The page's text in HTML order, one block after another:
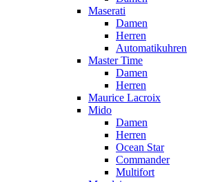
Maserati
Damen
Herren
Automatikuhren
Master Time
Damen
Herren
Maurice Lacroix
Mido
Damen
Herren
Ocean Star
Commander
Multifort